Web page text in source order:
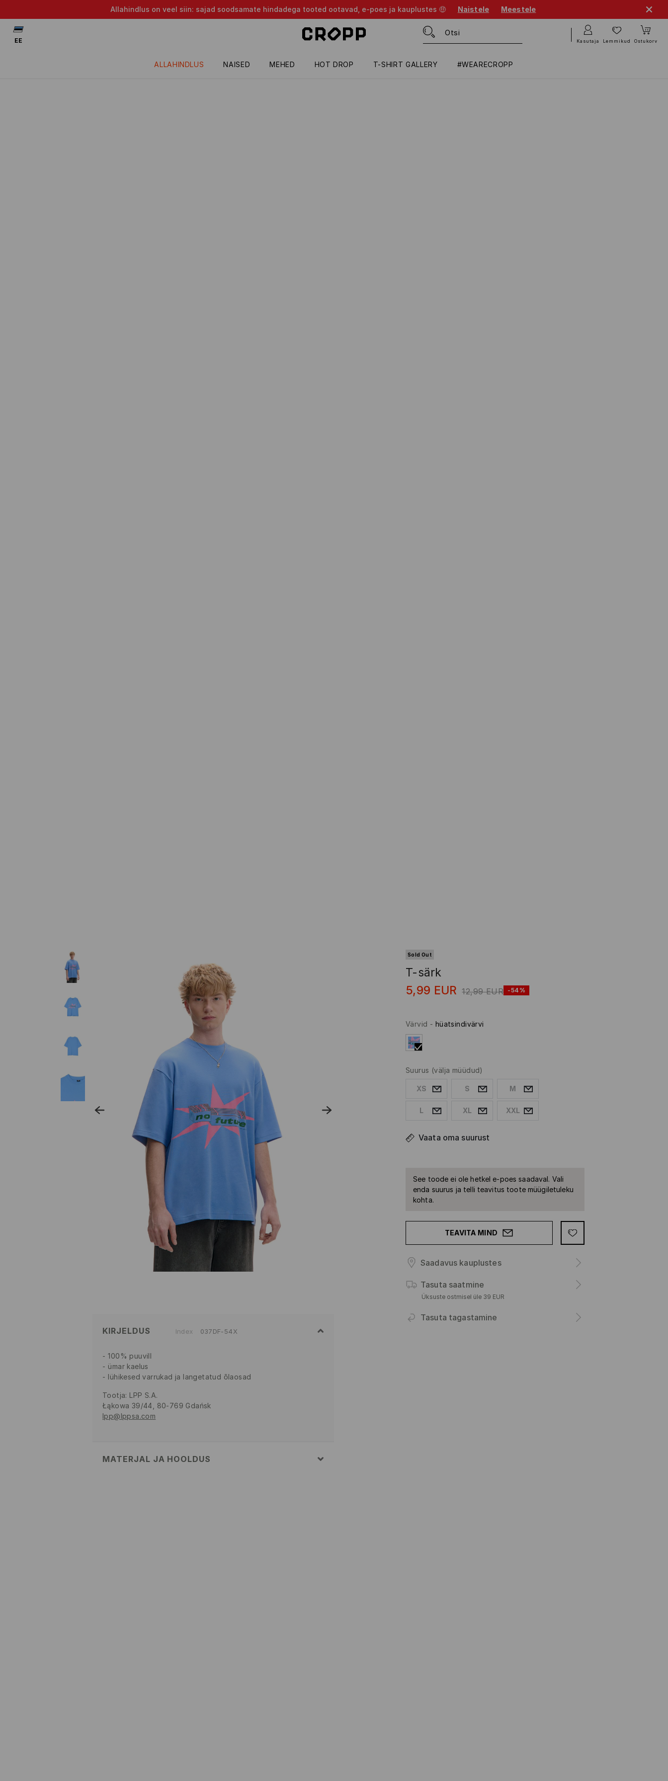
Allahindlus on veel siin: sajad soodsamate hindadega tooted ootavad, e-poes ja kauplustes 🤑 Naistele Meestele
ALLAHINDLUS NAISED MEHED HOT DROP T-SHIRT GALLERY #WEARECROPP
EE Kasutaja Lemmikud Ostukorv
Sold Out
T-särk
5,99 EUR 12,99 EUR -54%
Värvid - hüatsindivärvi
Suurus (välja müüdud)
XS S M
L XL XXL
Vaata oma suurust
See toode ei ole hetkel e-poes saadaval. Vali
enda suurus ja telli teavitus toote müügiletuleku
kohta.
TEAVITA MIND
Saadavus kauplustes
Tasuta saatmine
Üksuste ostmisel üle 39 EUR
Tasuta tagastamine
KIRJELDUS
Index 037DF-54X
100% puuvill
ümar kaelus
lühikesed varrukad ja langetatud õlaosad
Tootja: LPP S.A.
Łąkowa 39/44, 80-769 Gdańsk
lpp@lppsa.com
MATERJAL JA HOOLDUS